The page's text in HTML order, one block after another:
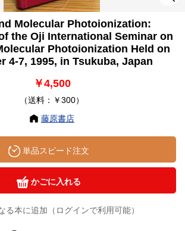
Molecular Photoionization:
the Oji International Seminar on
Photoionization Held on
4-7, 1995, in Tsukuba, Japan
￥4,500
（送料：￥300）
藤原書店
単品スピード注文
かごに入れる
る本に追加（ログインで利用可能）